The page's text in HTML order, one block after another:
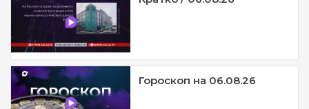
Гороскоп на 06.08.26